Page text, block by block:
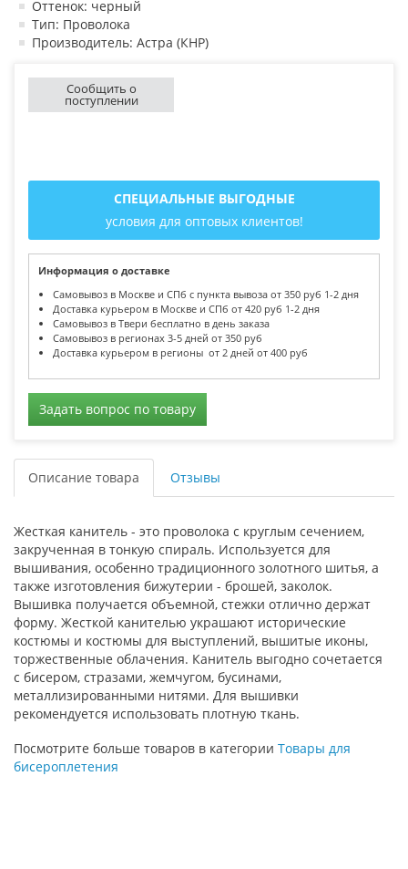
Оттенок: черный
Тип: Проволока
Производитель: Астра (КНР)
Сообщить о
поступлении
СПЕЦИАЛЬНЫЕ ВЫГОДНЫЕ
условия для оптовых клиентов!
Информация о доставке
Самовывоз в Москве и СПб с пункта вывоза от 350 руб 1-2 дня
Доставка курьером в Москве и СПб от 420 руб 1-2 дня
Самовывоз в Твери бесплатно в день заказа
Самовывоз в регионах 3-5 дней от 350 руб
Доставка курьером в регионы от 2 дней от 400 руб
Задать вопрос по товару
Описание товара Отзывы
Жесткая канитель - это проволока с круглым сечением,
закрученная в тонкую спираль. Используется для
вышивания, особенно традиционного золотного шитья, а
также изготовления бижутерии - брошей, заколок.
Вышивка получается объемной, стежки отлично держат
форму. Жесткой канителью украшают исторические
костюмы и костюмы для выступлений, вышитые иконы,
торжественные облачения. Канитель выгодно сочетается
с бисером, стразами, жемчугом, бусинами,
металлизированными нитями. Для вышивки
рекомендуется использовать плотную ткань.
Посмотрите больше товаров в категории Товары для
бисероплетения